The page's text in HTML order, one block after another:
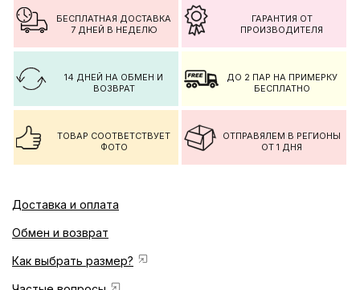
БЕСПЛАТНАЯ ДОСТАВКА
7 ДНЕЙ В НЕДЕЛЮ
ГАРАНТИЯ ОТ
ПРОИЗВОДИТЕЛЯ
14 ДНЕЙ НА ОБМЕН И
ВОЗВРАТ
ДО 2 ПАР НА ПРИМЕРКУ
БЕСПЛАТНО
ТОВАР СООТВЕТСТВУЕТ
ФОТО
ОТПРАВЯЛЕМ В РЕГИОНЫ
ОТ 1 ДНЯ
Доставка и оплата
Обмен и возврат
Как выбрать размер?